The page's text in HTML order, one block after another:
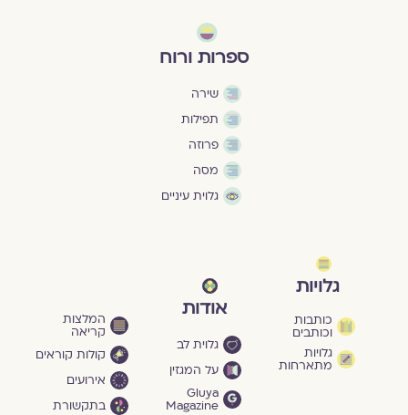
ספרות ורוח
שירה
תפילות
פרוזה
מסה
גלוית עיניים
גלויות
כותבות
וכותבים
גלויות
מתארחות
אודות
גלוית לב
על המגזין
Gluya
Magazine
המלצות
קריאה
קולות קוראים
אירועים
בתקשורת